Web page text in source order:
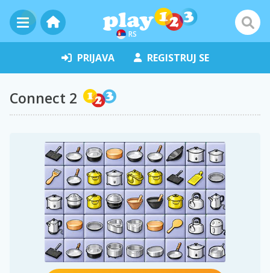
RS
PRIJAVA REGISTRUJ SE
Connect 2